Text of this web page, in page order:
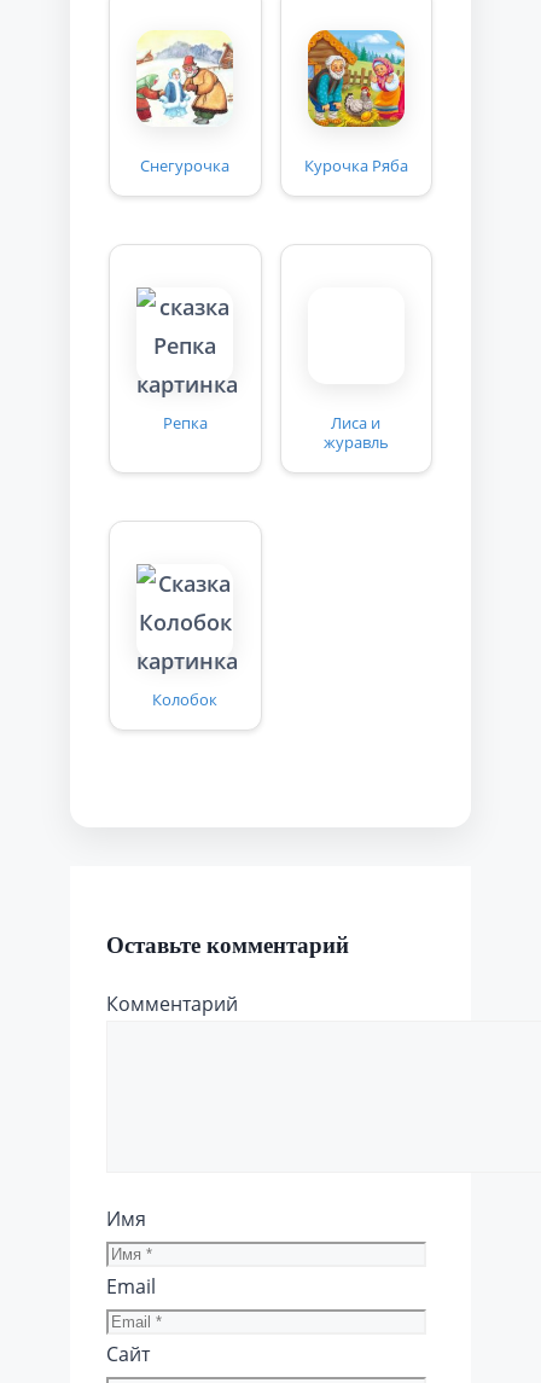
Снегурочка Курочка Ряба
Репка
Лиса и
журавль
Колобок
Оставьте комментарий
Комментарий
Имя
Email
Сайт